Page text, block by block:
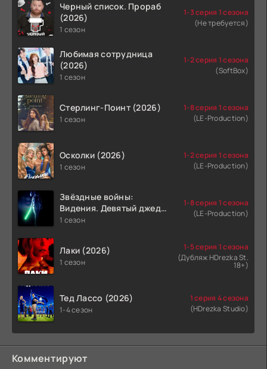
Черный список. Прораб
(2026)
1 сезон
1-3 серия 1 сезона
(Не требуется)
Любимая сотрудница
(2026)
1 сезон
1-2 серия 1 сезона
(SoftBox)
Стерлинг-Поинт (2026)
1 сезон
1-8 серия 1 сезона
(LE-Production)
Осколки (2026)
1 сезон
1-2 серия 1 сезона
(LE-Production)
Звёздные войны:
Видения. Девятый джедай
(2026)
1 сезон
1-8 серия 1 сезона
(LE-Production)
Лаки (2026)
1 сезон
1-5 серия 1 сезона
(Дубляж HDrezka St.
18+)
Тед Лассо (2026)
1-4 сезон
1 серия 4 сезона
(HDrezka Studio)
Комментируют